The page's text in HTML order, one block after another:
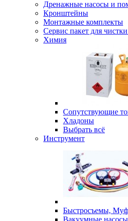
Дренажные насосы и
Кронштейны
Монтажные комплекты
Сервис пакет для
Химия
Сопутствующие
Хладоны
Выбрать всё
Инструмент
Быстросъемы,
Вакуумные насосы